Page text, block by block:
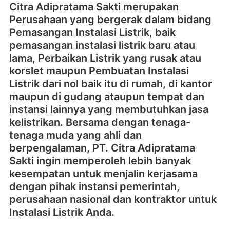
Citra Adipratama Sakti merupakan
Perusahaan yang bergerak dalam bidang
Pemasangan Instalasi Listrik, baik
pemasangan instalasi listrik baru atau
lama, Perbaikan Listrik yang rusak atau
korslet maupun Pembuatan Instalasi
Listrik dari nol baik itu di rumah, di kantor
maupun di gudang ataupun tempat dan
instansi lainnya yang membutuhkan jasa
kelistrikan. Bersama dengan tenaga-
tenaga muda yang ahli dan
berpengalaman, PT. Citra Adipratama
Sakti ingin memperoleh lebih banyak
kesempatan untuk menjalin kerjasama
dengan pihak instansi pemerintah,
perusahaan nasional dan kontraktor untuk
Instalasi Listrik Anda.